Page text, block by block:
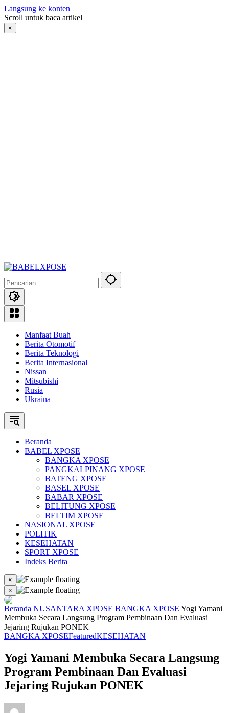
Langsung ke konten
Scroll untuk baca artikel
×
Manfaat Buah
Berita Otomotif
Berita Teknologi
Berita Internasional
Nissan
Mitsubishi
Rusia
Ukraina
Beranda
BABEL XPOSE
BANGKA XPOSE
PANGKALPINANG XPOSE
BATENG XPOSE
BASEL XPOSE
BABAR XPOSE
BELITUNG XPOSE
BELTIM XPOSE
NASIONAL XPOSE
POLITIK
KESEHATAN
SPORT XPOSE
Indeks Berita
×
×
Beranda NUSANTARA XPOSE BANGKA XPOSE Yogi Yamani
Membuka Secara Langsung Program Pembinaan Dan Evaluasi
Jejaring Rujukan PONEK
BANGKA XPOSEFeaturedKESEHATAN
Yogi Yamani Membuka Secara Langsung
Program Pembinaan Dan Evaluasi
Jejaring Rujukan PONEK